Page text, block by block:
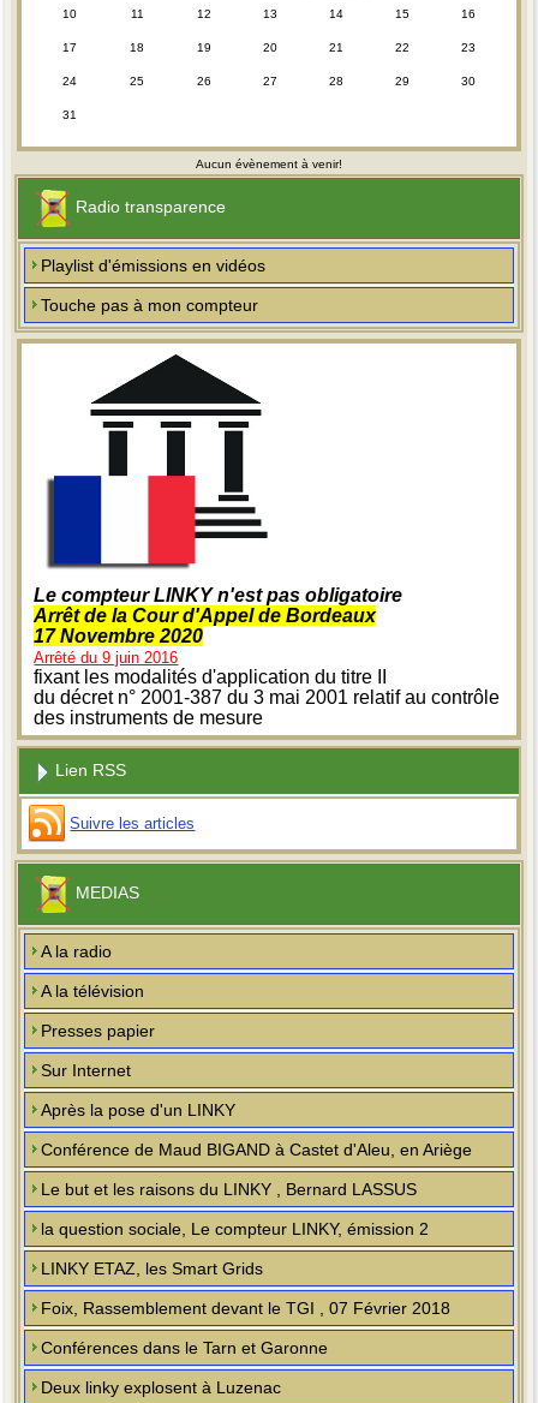
10 11 12 13 14 15 16
17 18 19 20 21 22 23
24 25 26 27 28 29 30
31
Aucun évènement à venir!
Radio transparence
Playlist d'émissions en vidéos
Touche pas à mon compteur
Le compteur LINKY n'est pas obligatoire
Arrêt de la Cour d'Appel de Bordeaux
17 Novembre 2020
Arrêté du 9 juin 2016
fixant les modalités d'application du titre II
du décret n° 2001-387 du 3 mai 2001 relatif au contrôle
des instruments de mesure
Lien RSS
Suivre les articles
MEDIAS
A la radio
A la télévision
Presses papier
Sur Internet
Après la pose d'un LINKY
Conférence de Maud BIGAND à Castet d'Aleu, en Ariège
Le but et les raisons du LINKY , Bernard LASSUS
la question sociale, Le compteur LINKY, émission 2
LINKY ETAZ, les Smart Grids
Foix, Rassemblement devant le TGI , 07 Février 2018
Conférences dans le Tarn et Garonne
Deux linky explosent à Luzenac